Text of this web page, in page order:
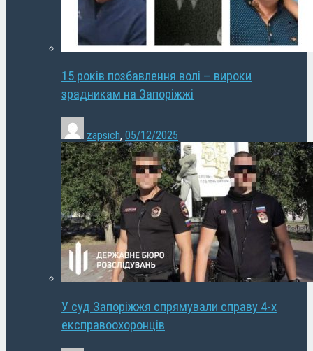
15 років позбавлення волі – вироки
зрадникам на Запоріжжі
zapsich, 05/12/2025
У суд Запоріжжя спрямували справу 4-х
експравоохоронців